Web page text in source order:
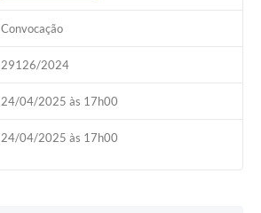
Convocação
29126/2024
24/04/2025 às 17h00
24/04/2025 às 17h00